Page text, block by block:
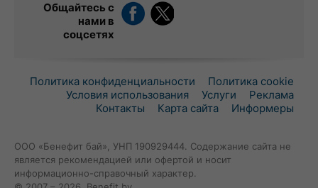
Общайтесь с
нами в
соцсетях
Политика конфиденциальности
Политика cookie
Условия использования
Услуги
Реклама
Контакты
Карта сайта Информеры
ООО «Бенефит бай», УНП 190929444. Содержание сайта не
является рекомендацией или офертой и носит
информационно-справочный характер.